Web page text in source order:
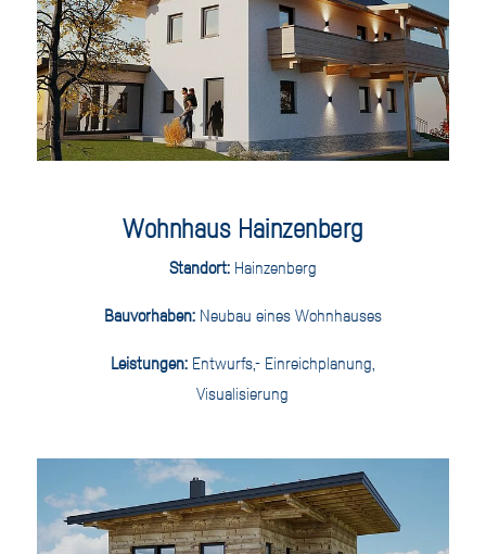
Wohnhaus Hainzenberg
Standort: Hainzenberg
Bauvorhaben: Neubau eines Wohnhauses
Leistungen: Entwurfs,- Einreichplanung,
Visualisierung